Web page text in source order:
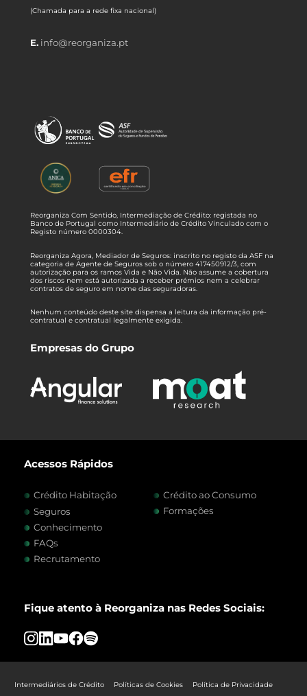
(Chamada para a rede fixa nacional)
E. info@reorganiza.pt
Reorganiza Com Sentido, Intermediação de Crédito: registada no
Banco de Portugal como Intermediário de Crédito Vinculado com o
Registo número 0000304.
Reorganiza Agora, Mediador de Seguros: inscrito no registo da ASF na
categoria de Agente de Seguros sob o número 417450912/3, com
autorização para os ramos Vida e Não Vida. Não assume a cobertura
dos riscos nem está autorizada a receber prémios nem a celebrar
contratos de seguro em nome das seguradoras.
Nenhum conteúdo deste site dispensa a leitura da informação pré-
contratual e contratual legalmente exigida.
Empresas do Grupo
Acessos Rápidos
Crédito Habitação
Crédito ao Consumo
Seguros
Formações
Conhecimento
FAQs
Recrutamento
Fique atento à Reorganiza nas Redes Sociais:
Intermediários de Crédito Políticas de Cookies Política de Privacidade